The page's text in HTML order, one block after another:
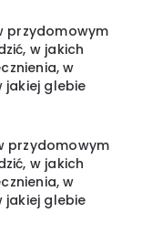
przydomowym
w jakich
w
jakiej glebie
przydomowym
w jakich
w
jakiej glebie